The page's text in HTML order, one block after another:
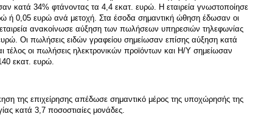
κατά 34% φτάνοντας τα 4,4 εκατ. ευρώ. Η εταιρεία γνωστοποίησε
ή 0,05 ευρώ ανά μετοχή. Στα έσοδα σημαντική ώθηση έδωσαν οι
ανακοίνωσε αύξηση των πωλήσεων υπηρεσιών τηλεφωνίας
Οι πωλήσεις ειδών γραφείου σημείωσαν επίσης αύξηση κατά
τέλος οι πωλήσεις ηλεκτρονικών προϊόντων και Η/Υ σημείωσαν
εκατ. ευρώ.
της επιχείρησης απέδωσε σημαντικό μέρος της υποχώρησής της
κατά 3,7 ποσοστιαίες μονάδες.